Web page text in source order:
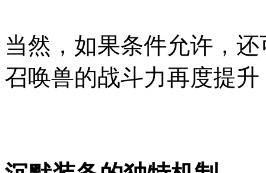
当然，如果条件允许，
召唤兽的战斗力再度提